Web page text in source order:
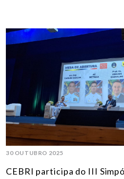
30 OUTUBRO 2025
CEBRI participa do III